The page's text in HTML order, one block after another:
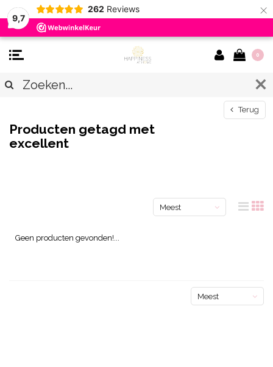
9,7
262 Reviews ×
0
Terug
Producten getagd met
excellent
Meest
Geen producten gevonden!...
Meest